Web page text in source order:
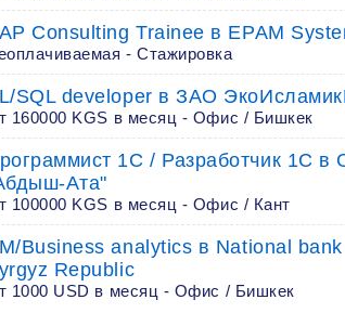
Consulting Trainee в EPAM
- Стажировка
SQL developer в ЗАО
160000 KGS в месяц - Офис / Бишкек
1С / Разработчик 1C в
Ата"
100000 KGS в месяц - Офис / Кант
Business analytics в National
Republic
1000 USD в месяц - Офис / Бишкек